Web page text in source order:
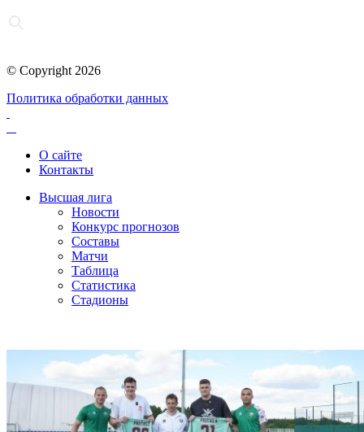
© Copyright 2026
Политика обработки данных
О сайте
Контакты
Высшая лига
Новости
Конкурс прогнозов
Составы
Матчи
Таблица
Статистика
Стадионы